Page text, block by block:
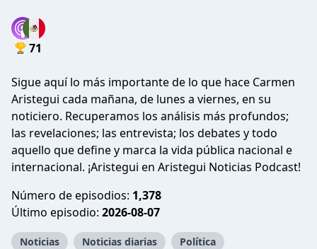
71
Sigue aquí lo más importante de lo que hace Carmen
Aristegui cada mañana, de lunes a viernes, en su
noticiero. Recuperamos los análisis más profundos;
las revelaciones; las entrevista; los debates y todo
aquello que define y marca la vida pública nacional e
internacional. ¡Aristegui en Aristegui Noticias Podcast!
Número de episodios: 1,378
Último episodio: 2026-08-07
Noticias Noticias diarias Política